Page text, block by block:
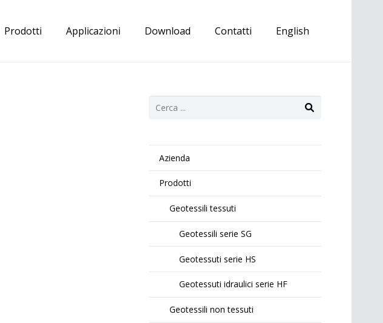
Prodotti Applicazioni Download Contatti English
Azienda
Prodotti
Geotessili tessuti
Geotessili serie SG
Geotessuti serie HS
Geotessuti idraulici serie HF
Geotessili non tessuti